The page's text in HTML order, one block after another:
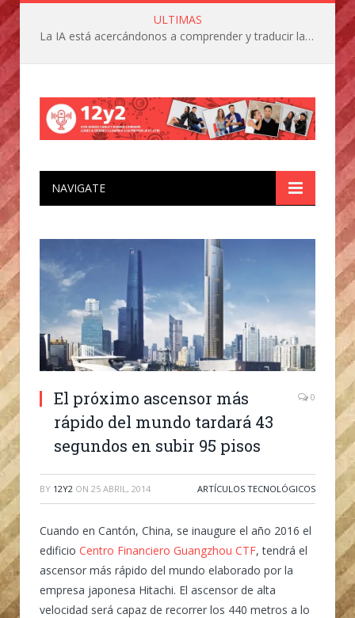
ULTIMAS
La IA está acercándonos a comprender y traducir las vocalizaciones y comportamientos de nuestras mascotas
NAVIGATE
El próximo ascensor más
rápido del mundo tardará 43
segundos en subir 95 pisos
0
BY 12Y2 ON 25 ABRIL, 2014 ARTÍCULOS TECNOLÓGICOS
Cuando en Cantón, China, se inaugure el año 2016 el
edificio Centro Financiero Guangzhou CTF, tendrá el
ascensor más rápido del mundo elaborado por la
empresa japonesa Hitachi. El ascensor de alta
velocidad será capaz de recorrer los 440 metros a lo